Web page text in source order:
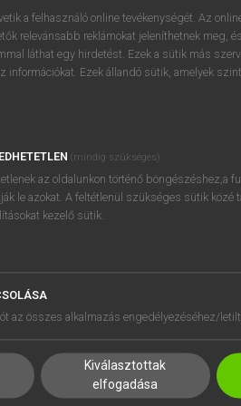
próbaverziójának
regisztrálok és
SÚGÓ
RÓLUNK
SÜTI BEÁLLÍTÁSOK
a felhasználó online tevékenységét. Az
relevánsabb reklámokat jeleníthetnek meg,
láthat egy hirdetést. Ezek a sütik más
információkat. Ezek állandó sütik, amelyek
(mindig szükséges)
az oldalunkon történő böngészéshez,a
le azokat. A feltétlenül szükséges sütik közé
kezelő sütik.
az összes alkalmazás engedélyezéséhez/
Kiválasztottak
elfogadása